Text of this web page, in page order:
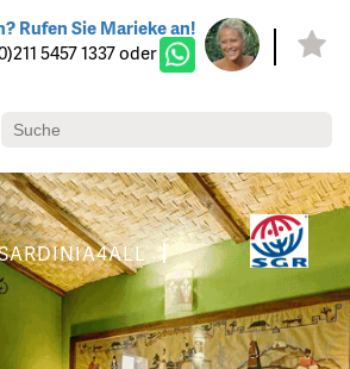
Rufen Sie Marieke an!
5457 1337 oder